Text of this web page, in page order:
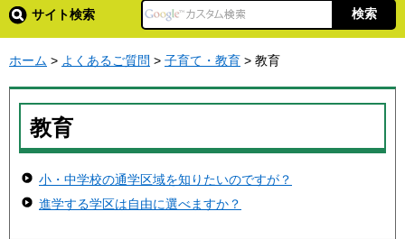
サイト検索
ホーム > よくあるご質問 > 子育て・教育 > 教育
教育
小・中学校の通学区域を知りたいのですが？
進学する学区は自由に選べますか？